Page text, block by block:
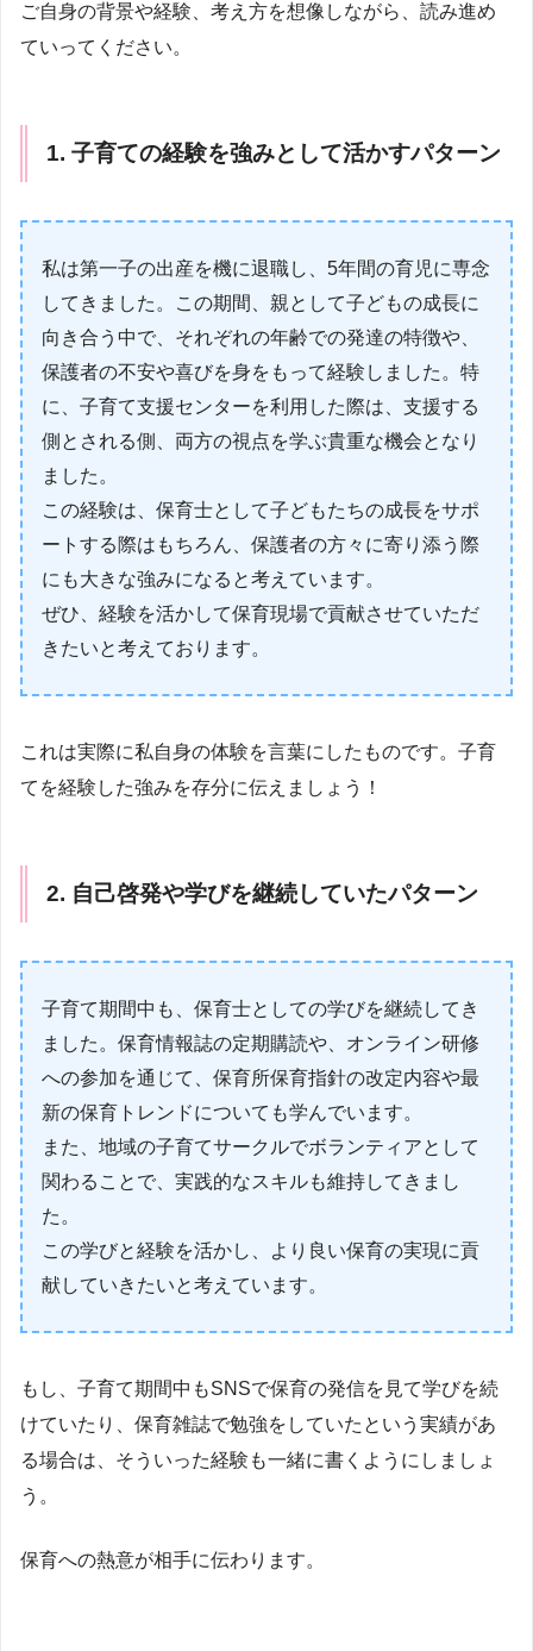
ご自身の背景や経験、考え方を想像しながら、読み進め
ていってください。
1. 子育ての経験を強みとして活かすパターン
私は第一子の出産を機に退職し、5年間の育児に専念
してきました。この期間、親として子どもの成長に
向き合う中で、それぞれの年齢での発達の特徴や、
保護者の不安や喜びを身をもって経験しました。特
に、子育て支援センターを利用した際は、支援する
側とされる側、両方の視点を学ぶ貴重な機会となり
ました。
この経験は、保育士として子どもたちの成長をサポ
ートする際はもちろん、保護者の方々に寄り添う際
にも大きな強みになると考えています。
ぜひ、経験を活かして保育現場で貢献させていただ
きたいと考えております。
これは実際に私自身の体験を言葉にしたものです。子育
てを経験した強みを存分に伝えましょう！
2. 自己啓発や学びを継続していたパターン
子育て期間中も、保育士としての学びを継続してき
ました。保育情報誌の定期購読や、オンライン研修
への参加を通じて、保育所保育指針の改定内容や最
新の保育トレンドについても学んでいます。
また、地域の子育てサークルでボランティアとして
関わることで、実践的なスキルも維持してきまし
た。
この学びと経験を活かし、より良い保育の実現に貢
献していきたいと考えています。
もし、子育て期間中もSNSで保育の発信を見て学びを続
けていたり、保育雑誌で勉強をしていたという実績があ
る場合は、そういった経験も一緒に書くようにしましょ
う。
保育への熱意が相手に伝わります。